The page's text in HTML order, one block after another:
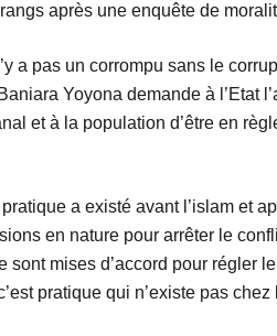
après une enquête de
a pas un corrompu sans le
Yoyona demande à l’Etat
et à la population d’être en
a existé avant l’islam et
en nature pour arrêter le
mises d’accord pour régler
pratique qui n’existe pas